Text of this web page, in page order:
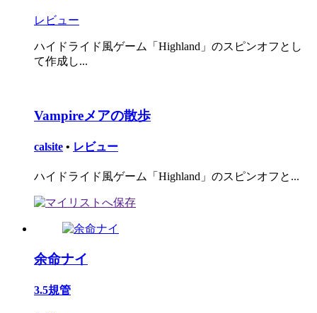
レビュー
ハイドライド風ゲーム「Highland」のスピンオフとし
て作成し...
Vampireメアの散歩
calsite • レビュー
ハイドライド風ゲーム「Highland」のスピンオフと...
余命ナイ
3.5規管